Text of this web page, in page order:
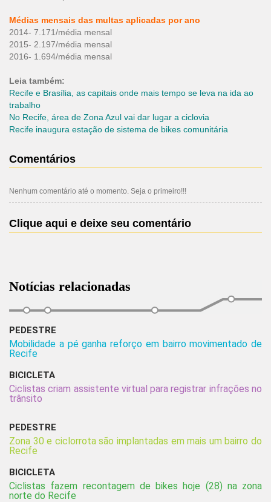
Médias mensais das multas aplicadas por ano
2014- 7.171/média mensal
2015- 2.197/média mensal
2016- 1.694/média mensal
Leia também:
Recife e Brasília, as capitais onde mais tempo se leva na ida ao
trabalho
No Recife, área de Zona Azul vai dar lugar a ciclovia
Recife inaugura estação de sistema de bikes comunitária
Comentários
Nenhum comentário até o momento. Seja o primeiro!!!
Clique aqui e deixe seu comentário
Notícias relacionadas
PEDESTRE
Mobilidade a pé ganha reforço em bairro movimentado de
Recife
BICICLETA
Ciclistas criam assistente virtual para registrar infrações no
trânsito
PEDESTRE
Zona 30 e ciclorrota são implantadas em mais um bairro do
Recife
BICICLETA
Ciclistas fazem recontagem de bikes hoje (28) na zona
norte do Recife